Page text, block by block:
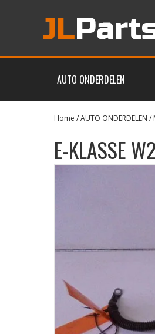
AUTO ONDERDELEN
Home /AUTO ONDERDELEN /
E-KLASSE